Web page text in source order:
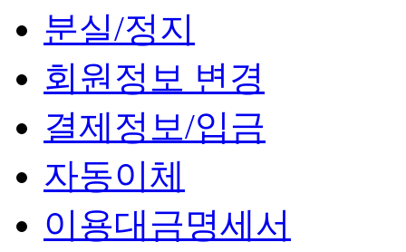
분실/정지
회원정보 변경
결제정보/입금
자동이체
이용대금명세서